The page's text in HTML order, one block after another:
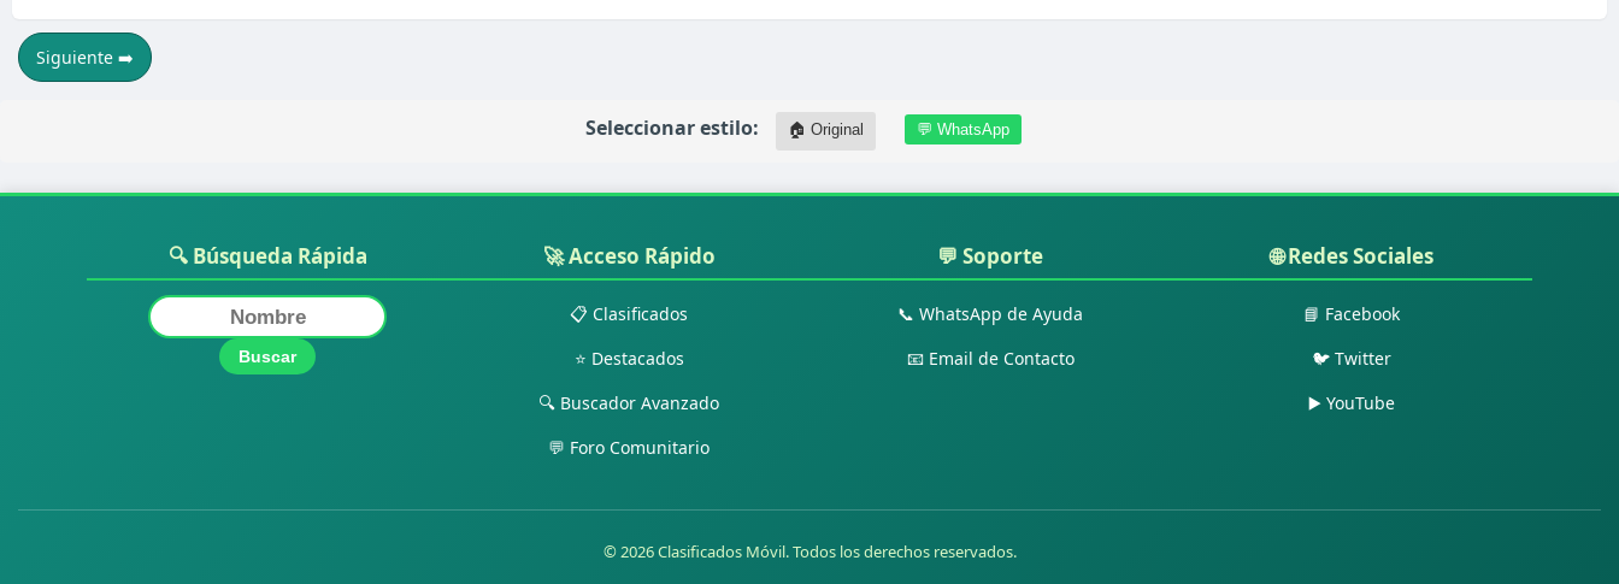
Siguiente ➡️
Seleccionar estilo: 🏠 Original 💬 WhatsApp
🔍 Búsqueda Rápida
Buscar
🚀 Acceso Rápido
📋 Clasificados
⭐ Destacados
🔍 Buscador Avanzado
💬 Foro Comunitario
💬 Soporte
📞 WhatsApp de Ayuda
📧 Email de Contacto
🌐 Redes Sociales
📘 Facebook
🐦 Twitter
▶️ YouTube
© 2026 Clasificados Móvil. Todos los derechos reservados.